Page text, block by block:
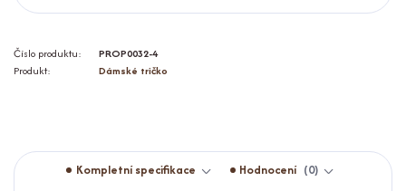
Číslo produktu:
PROP0032-4
Produkt:
Dámské tričko
Kompletní specifikace Hodnocení
0